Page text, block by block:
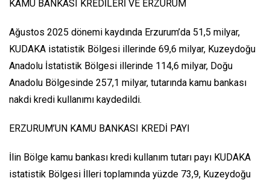
KAMU BANKASI KREDİLERİ VE ERZURUM
Ağustos 2025 dönemi kaydında Erzurum’da 51,5 milyar,
KUDAKA istatistik Bölgesi illerinde 69,6 milyar, Kuzeydoğu
Anadolu İstatistik Bölgesi illerinde 114,6 milyar, Doğu
Anadolu Bölgesinde 257,1 milyar, tutarında kamu bankası
nakdi kredi kullanımı kaydedildi.
ERZURUM’UN KAMU BANKASI KREDİ PAYI
İlin Bölge kamu bankası kredi kullanım tutarı payı KUDAKA
istatistik Bölgesi İlleri toplamında yüzde 73,9, Kuzeydoğu